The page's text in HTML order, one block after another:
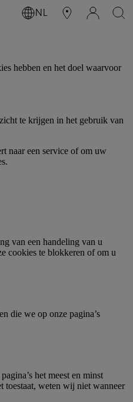
NL
hebben en het doel waarvoor
te krijgen in het gebruik van
naar een service of om uw
van een handeling van u
cookies te blokkeren of om u
die we op onze pagina’s
het meest en minst
toestaat, weten wij niet wanneer